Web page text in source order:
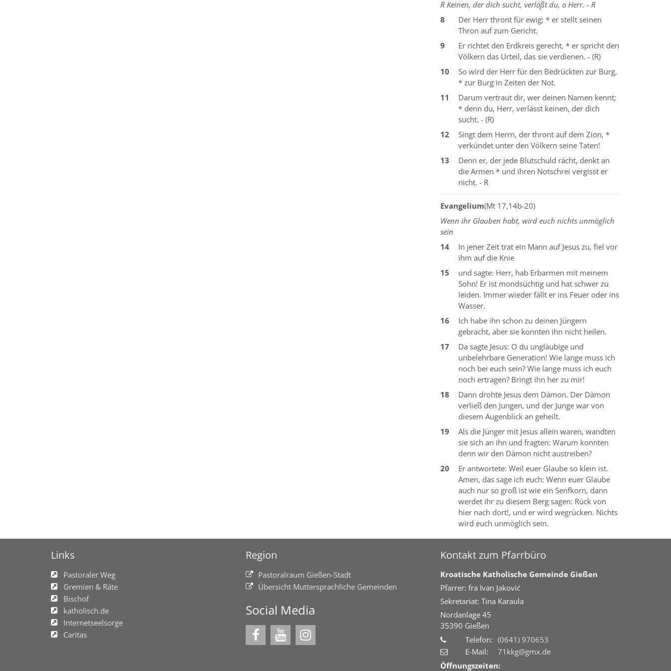
R Keinen, der dich sucht, verläßt du, o Herr. - R
8
Der Herr thront für ewig; * er stellt seinen
Thron auf zum Gericht.
9
Er richtet den Erdkreis gerecht, * er spricht den
Völkern das Urteil, das sie verdienen. - (R)
10
So wird der Herr für den Bedrückten zur Burg,
* zur Burg in Zeiten der Not.
11
Darum vertraut dir, wer deinen Namen kennt;
* denn du, Herr, verlässt keinen, der dich
sucht. - (R)
12
Singt dem Herrn, der thront auf dem Zion, *
verkündet unter den Völkern seine Taten!
13
Denn er, der jede Blutschuld rächt, denkt an
die Armen * und ihren Notschrei vergisst er
nicht. - R
Evangelium(Mt 17,14b-20)
Wenn ihr Glauben habt, wird euch nichts unmöglich
sein
14
In jener Zeit trat ein Mann auf Jesus zu, fiel vor
ihm auf die Knie
15
und sagte: Herr, hab Erbarmen mit meinem
Sohn! Er ist mondsüchtig und hat schwer zu
leiden. Immer wieder fällt er ins Feuer oder ins
Wasser.
16
Ich habe ihn schon zu deinen Jüngern
gebracht, aber sie konnten ihn nicht heilen.
17
Da sagte Jesus: O du ungläubige und
unbelehrbare Generation! Wie lange muss ich
noch bei euch sein? Wie lange muss ich euch
noch ertragen? Bringt ihn her zu mir!
18
Dann drohte Jesus dem Dämon. Der Dämon
verließ den Jungen, und der Junge war von
diesem Augenblick an geheilt.
19
Als die Jünger mit Jesus allein waren, wandten
sie sich an ihn und fragten: Warum konnten
denn wir den Dämon nicht austreiben?
20
Er antwortete: Weil euer Glaube so klein ist.
Amen, das sage ich euch: Wenn euer Glaube
auch nur so groß ist wie ein Senfkorn, dann
werdet ihr zu diesem Berg sagen: Rück von
hier nach dort!, und er wird wegrücken. Nichts
wird euch unmöglich sein.
Links
Pastoraler Weg
Gremien & Räte
Bischof
katholisch.de
Internetseelsorge
Caritas
Region
Pastoralraum Gießen-Stadt
Übersicht Muttersprachliche Gemeinden
Social Media
Kontakt zum Pfarrbüro
Kroatische Katholische Gemeinde Gießen
Pfarrer: fra Ivan Jaković
Sekretariat: Tina Karaula
Nordanlage 45
35390 Gießen
Telefon: (0641) 970653
E-Mail:
71kkg@gmx.de
Öffnungszeiten: